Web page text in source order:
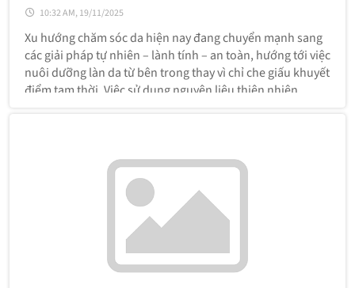
10:32 AM, 19/11/2025
Xu hướng chăm sóc da hiện nay đang chuyển mạnh sang
các giải pháp tự nhiên – lành tính – an toàn, hướng tới việc
nuôi dưỡng làn da từ bên trong thay vì chỉ che giấu khuyết
điểm tạm thời. Việc sử dụng nguyên liệu thiên nhiên